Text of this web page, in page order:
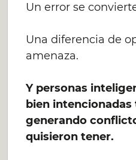
Un error se
Una diferencia de
amenaza.
Y personas
bien
generando
quisieron tener.